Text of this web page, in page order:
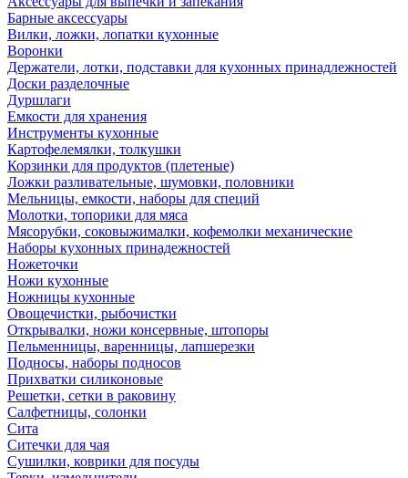
Барные аксессуары
Вилки, ложки, лопатки кухонные
Воронки
Держатели, лотки, подставки для кухонных принадлежностей
Доски разделочные
Дуршлаги
Емкости для хранения
Инструменты кухонные
Картофелемялки, толкушки
Корзинки для продуктов (плетеные)
Ложки разливательные, шумовки, половники
Мельницы, емкости, наборы для специй
Молотки, топорики для мяса
Мясорубки, соковыжималки, кофемолки механические
Наборы кухонных принадежностей
Ножеточки
Ножи кухонные
Ножницы кухонные
Овощечистки, рыбочистки
Открывалки, ножи консервные, штопоры
Пельменницы, варенницы, лапшерезки
Подносы, наборы подносов
Прихватки силиконовые
Решетки, сетки в раковину
Салфетницы, солонки
Сита
Ситечки для чая
Сушилки, коврики для посуды